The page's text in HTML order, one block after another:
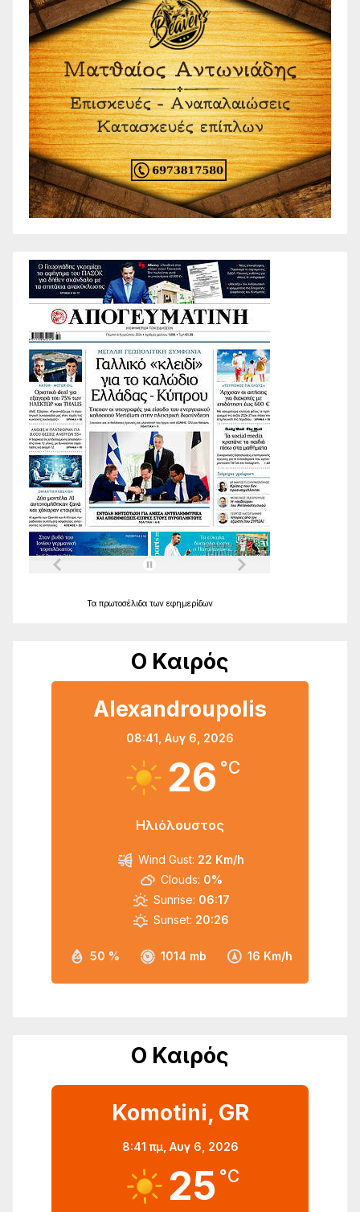
Τα πρωτοσέλιδα των εφημερίδων
Ο Καιρός
Alexandroupolis
08:41, Αυγ 6, 2026
26 °C
Ηλιόλουστος
50 % 1014 mb 16 Km/h
Wind Gust: 22 Km/h
Clouds: 0%
Sunrise: 06:17
Sunset: 20:26
Ο Καιρός
Komotini, GR
8:41 πμ, Αυγ 6, 2026
25 °C